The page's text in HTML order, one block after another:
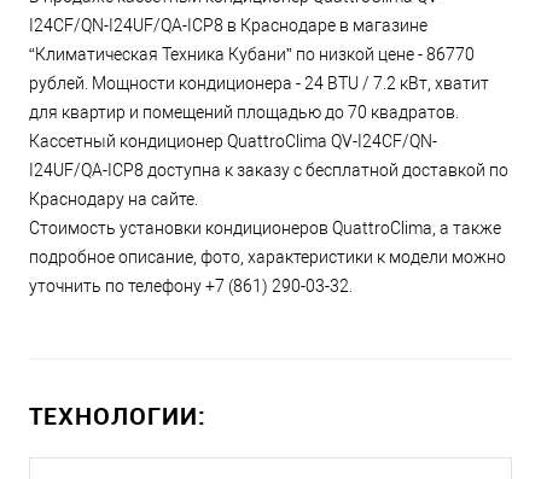
I24CF/QN-I24UF/QA-ICP8 в Краснодаре в магазине
“Климатическая Техника Кубани” по низкой цене - 86770
рублей. Мощности кондиционера - 24 BTU / 7.2 кВт, хватит
для квартир и помещений площадью до 70 квадратов.
Кассетный кондиционер QuattroClima QV-I24CF/QN-
I24UF/QA-ICP8 доступна к заказу с бесплатной доставкой по
Краснодару на сайте.
Стоимость установки кондиционеров QuattroClima, а также
подробное описание, фото, характеристики к модели можно
уточнить по телефону +7 (861) 290-03-32.
ТЕХНОЛОГИИ: